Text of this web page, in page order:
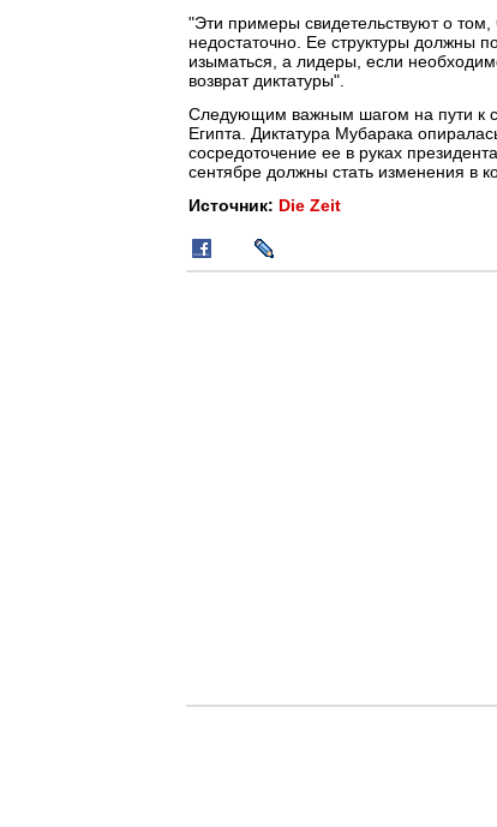
"Эти примеры свидетельствуют о том,
недостаточно. Ее структуры должны
изыматься, а лидеры, если
возврат диктатуры".
Следующим важным шагом на пути к
Египта. Диктатура Мубарака
сосредоточение ее в руках
сентябре должны стать изменения в
Источник: Die Zeit